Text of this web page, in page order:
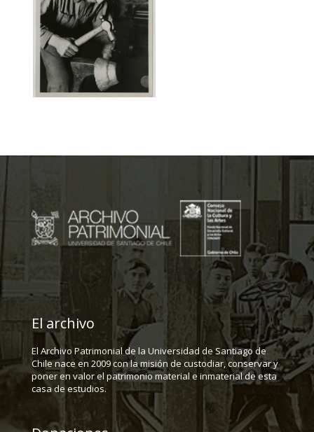
El archivo
El Archivo Patrimonial de la Universidad de Santiago de
Chile nace en 2009 con la misión de custodiar, conservar y
poner en valor el patrimonio material e inmaterial de esta
casa de estudios.